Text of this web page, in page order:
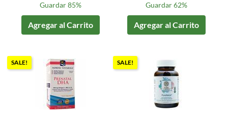
Guardar 85%
Agregar al Carrito
Guardar 62%
Agregar al Carrito
SALE! SALE!